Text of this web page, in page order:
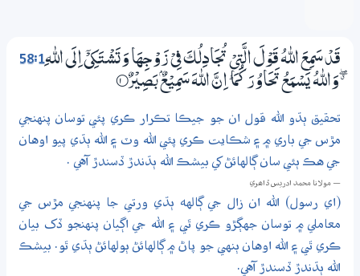
58:1قَدْ سَمِعَ اللّٰهُ قَوْلَ الَّتِيْ تُجَادِلُكَ فِيْ زَوْجِهَا وَتَشْـتَكِيْٓ اِلَى اللّٰهِ
ڰ وَاللّٰهُ يَسْمَعُ تَحَاوُرَكُمَا ۭ اِنَّ اللّٰهَ سَمِيْعٌۢ بَصِيْرٌ 1‏۝
تحقيق ٻڌو الله قول ان جو جيڪا تڪرار ڪري پئي توسان پنهنجي
مڙس جي باري ۾ ۽ شڪايت ڪري پئي الله وٽ ۽ الله ٻڌي پيو اوهان
جي هڪ ٻئي سان ڳالهائڻ کي بيشڪ الله ٻڌندڙ ڏسندڙ آهي .
— مولانا محمد ادريس ڏاھري
(اي رسول) الله ان زال جي ڳالهه ٻڌي ورتي جا پنهنجي مڙس جي
معاملي ۾ توسان جهڳڙو ڪري ٿي ۽ الله جي اڳيان پنهنجو ڏک بيان
ڪري ٿي ۽ الله اوهان ٻنهي جو پاڻ ۾ ڳالهائڻ ٻولهائڻ ٻڌي ٿو. بيشڪ
الله ٻڌندڙ ڏسندڙ آهي.